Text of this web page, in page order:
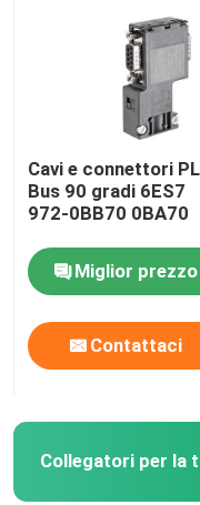
Cavi e connettori
Bus 90 gradi 6ES7
972-0BB70 0BA70
Miglior prezzo
Contattaci
Collegatori per la